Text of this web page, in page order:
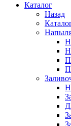
Каталог
Назад